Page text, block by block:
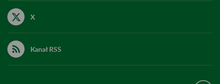
X
Kanał RSS